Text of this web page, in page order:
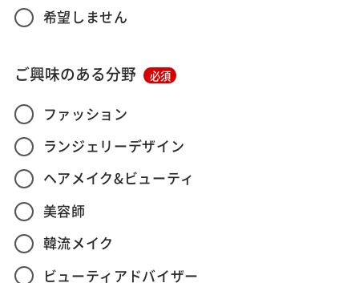
希望しません
ご興味のある分野 必須
ファッション
ランジェリーデザイン
ヘアメイク&ビューティ
美容師
韓流メイク
ビューティアドバイザー